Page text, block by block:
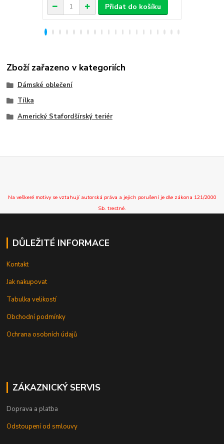
Přidat do košíku
Zboží zařazeno v kategoriích
Dámské oblečení
Tílka
Americký Stafordšírský teriér
Na veškeré motivy se vztahují autorská práva a jejich porušení je dle zákona 121/2000
Sb. trestné.
DŮLEŽITÉ INFORMACE
Kontakt
Jak nakupovat
Tabulka velikostí
Obchodní podmínky
Ochrana osobních údajů
ZÁKAZNICKÝ SERVIS
Doprava a platba
Odstoupení od smlouvy